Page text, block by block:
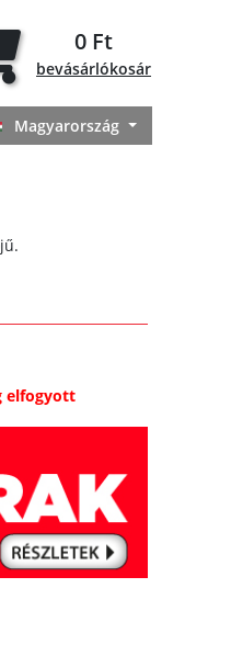
0 Ft
bevásárlókosár
Magyarország
elfogyott